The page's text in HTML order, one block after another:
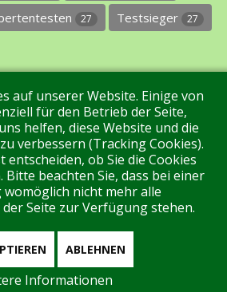
27 Testsieger 27
Über uns Kontakt
Sie uns! Login
und keine Mitglieder online
auf unserer Website. Einige von
für den Betrieb der Seite,
helfen, diese Website und die
verbessern (Tracking Cookies).
entscheiden, ob Sie die Cookies
Bitte beachten Sie, dass bei einer
nicht mehr alle
Seite zur Verfügung stehen.
ABLEHNEN
Informationen